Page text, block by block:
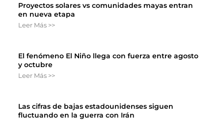
Proyectos solares vs comunidades mayas entran
en nueva etapa
Leer Más >>
El fenómeno El Niño llega con fuerza entre agosto
y octubre
Leer Más >>
Las cifras de bajas estadounidenses siguen
fluctuando en la guerra con Irán